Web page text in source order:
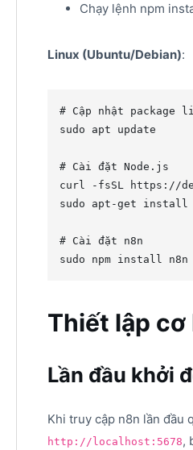
Chạy lệnh npm
Linux (Ubuntu/Debian):
# Cập nhật package
sudo apt update
# Cài đặt Node.js
curl -fsSL https://
sudo apt-get install
# Cài đặt n8n
sudo npm install n8n
Thiết lập cơ
Lần đầu khởi
Khi truy cập n8n lần đầu
http://localhost:5678,